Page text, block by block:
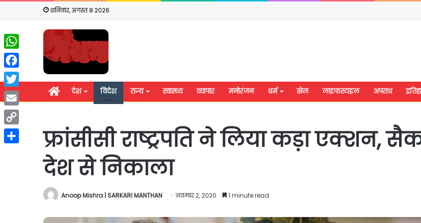
शनिवार, अगस्त 8 2026
होम देश विदेश राज्य स्वास्थ्य व्यापार मनोरंजन धर्म खेल लाइफस्टाइल अपराध
फ्रांसीसी राष्ट्रपति ने लिया कड़ा एक्शन,
देश से निकाला
Anoop Mishra | SARKARI MANTHAN नवम्बर 2, 2020 1 minute read
WhatsApp
Facebook
Twitter
Email
Copy
Link